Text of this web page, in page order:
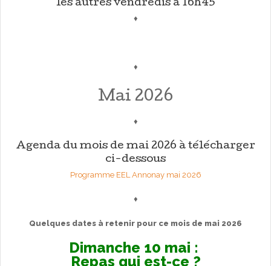
les autres vendredis à 16h45
♦
♦
Mai 2026
♦
Agenda du mois de mai 2026 à télécharger
ci-dessous
Programme EEL Annonay mai 2026
♦
Quelques dates à retenir pour ce mois de mai 2026
Dimanche 10 mai :
Repas qui est-ce ?